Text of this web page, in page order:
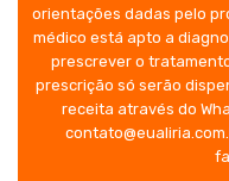
orientações dadas pelo
médico está apto a
prescrever o
prescrição só serão
receita através do